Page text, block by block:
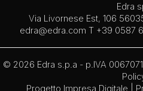
Edra
Via Livornese Est, 106
edra@edra.com T +39 0587
© 2026 Edra s.p.a - p.IVA
Progetto Impresa Digitale